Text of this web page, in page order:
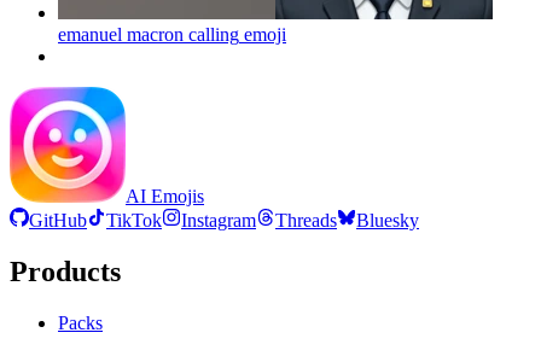
emanuel macron calling emoji
AI Emojis
GitHub
TikTok Instagram Threads Bluesky
Products
Packs